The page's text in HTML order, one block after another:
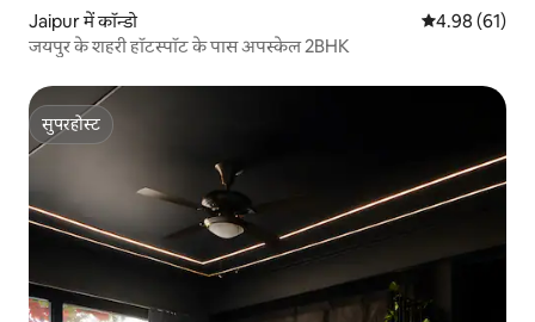
Jaipur में कॉन्डो औसत रेटिंग 5 में
4.98 (61)
जयपुर के शहरी हॉटस्पॉट के पास अपस्केल 2BHK
सुपरहोस्ट
सुपरहोस्ट